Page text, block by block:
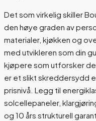
Det som virkelig skiller
den høye graden av
materialer, kjøkken og
med utvikleren som din
kjøpere som utforsker
er et slikt skreddersydd
prisnivå. Legg til
solcellepaneler,
og 10 års strukturell